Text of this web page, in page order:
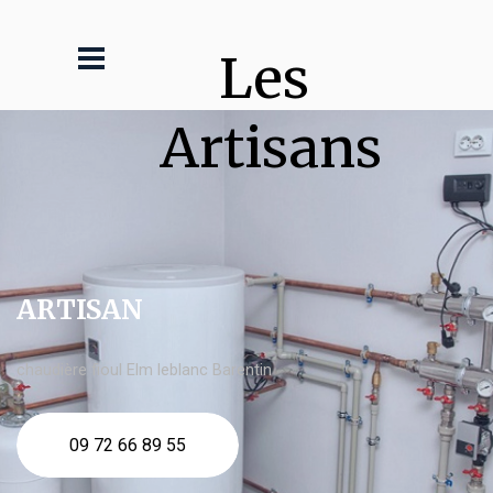
Les
Artisans
ARTISAN
chaudière fioul Elm leblanc Barentin
09 72 66 89 55